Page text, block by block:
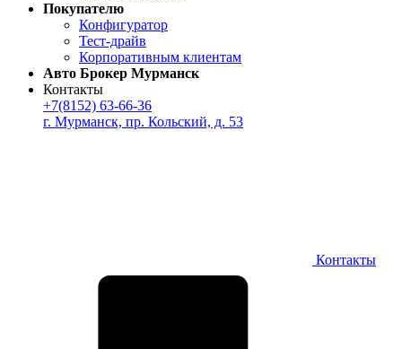
Покупателю
Конфигуратор
Тест-драйв
Корпоративным клиентам
Авто Брокер Мурманск
Контакты
+7(8152) 63-66-36
г. Мурманск, пр. Кольский, д. 53
Контакты